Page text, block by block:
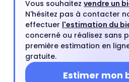
Vous souhaitez vendre un
N'hésitez pas à contacter
effectuer l'estimation du
concerné ou réalisez sans
première estimation en
gratuite.
Estimer mon